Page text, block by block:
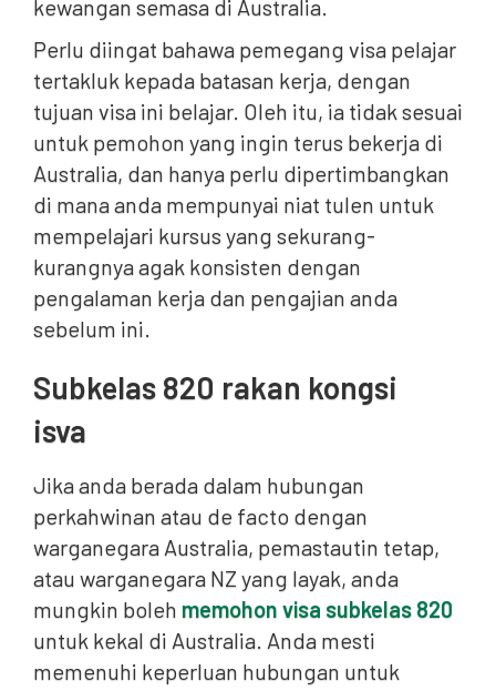
kewangan semasa di Australia.
Perlu diingat bahawa pemegang visa pelajar
tertakluk kepada batasan kerja, dengan
tujuan visa ini belajar. Oleh itu, ia tidak sesuai
untuk pemohon yang ingin terus bekerja di
Australia, dan hanya perlu dipertimbangkan
di mana anda mempunyai niat tulen untuk
mempelajari kursus yang sekurang-
kurangnya agak konsisten dengan
pengalaman kerja dan pengajian anda
sebelum ini.
Subkelas 820 rakan kongsi
isva
Jika anda berada dalam hubungan
perkahwinan atau de facto dengan
warganegara Australia, pemastautin tetap,
atau warganegara NZ yang layak, anda
mungkin boleh memohon visa subkelas 820
untuk kekal di Australia. Anda mesti
memenuhi keperluan hubungan untuk